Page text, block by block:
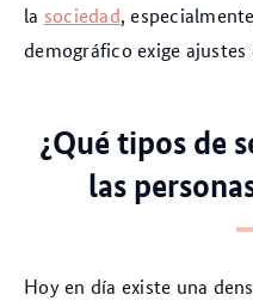
la sociedad,
demográfico exige
¿Qué tipos de
las
Hoy en día existe una